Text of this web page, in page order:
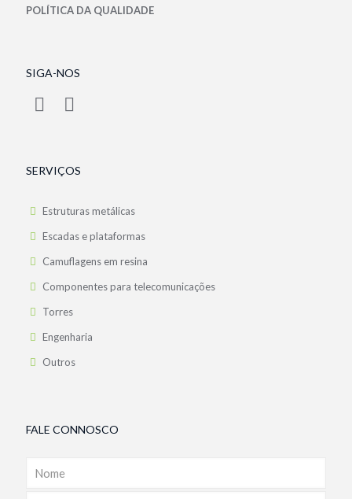
POLÍTICA DA QUALIDADE
SIGA-NOS
SERVIÇOS
Estruturas metálicas
Escadas e plataformas
Camuflagens em resina
Componentes para telecomunicações
Torres
Engenharia
Outros
FALE CONNOSCO